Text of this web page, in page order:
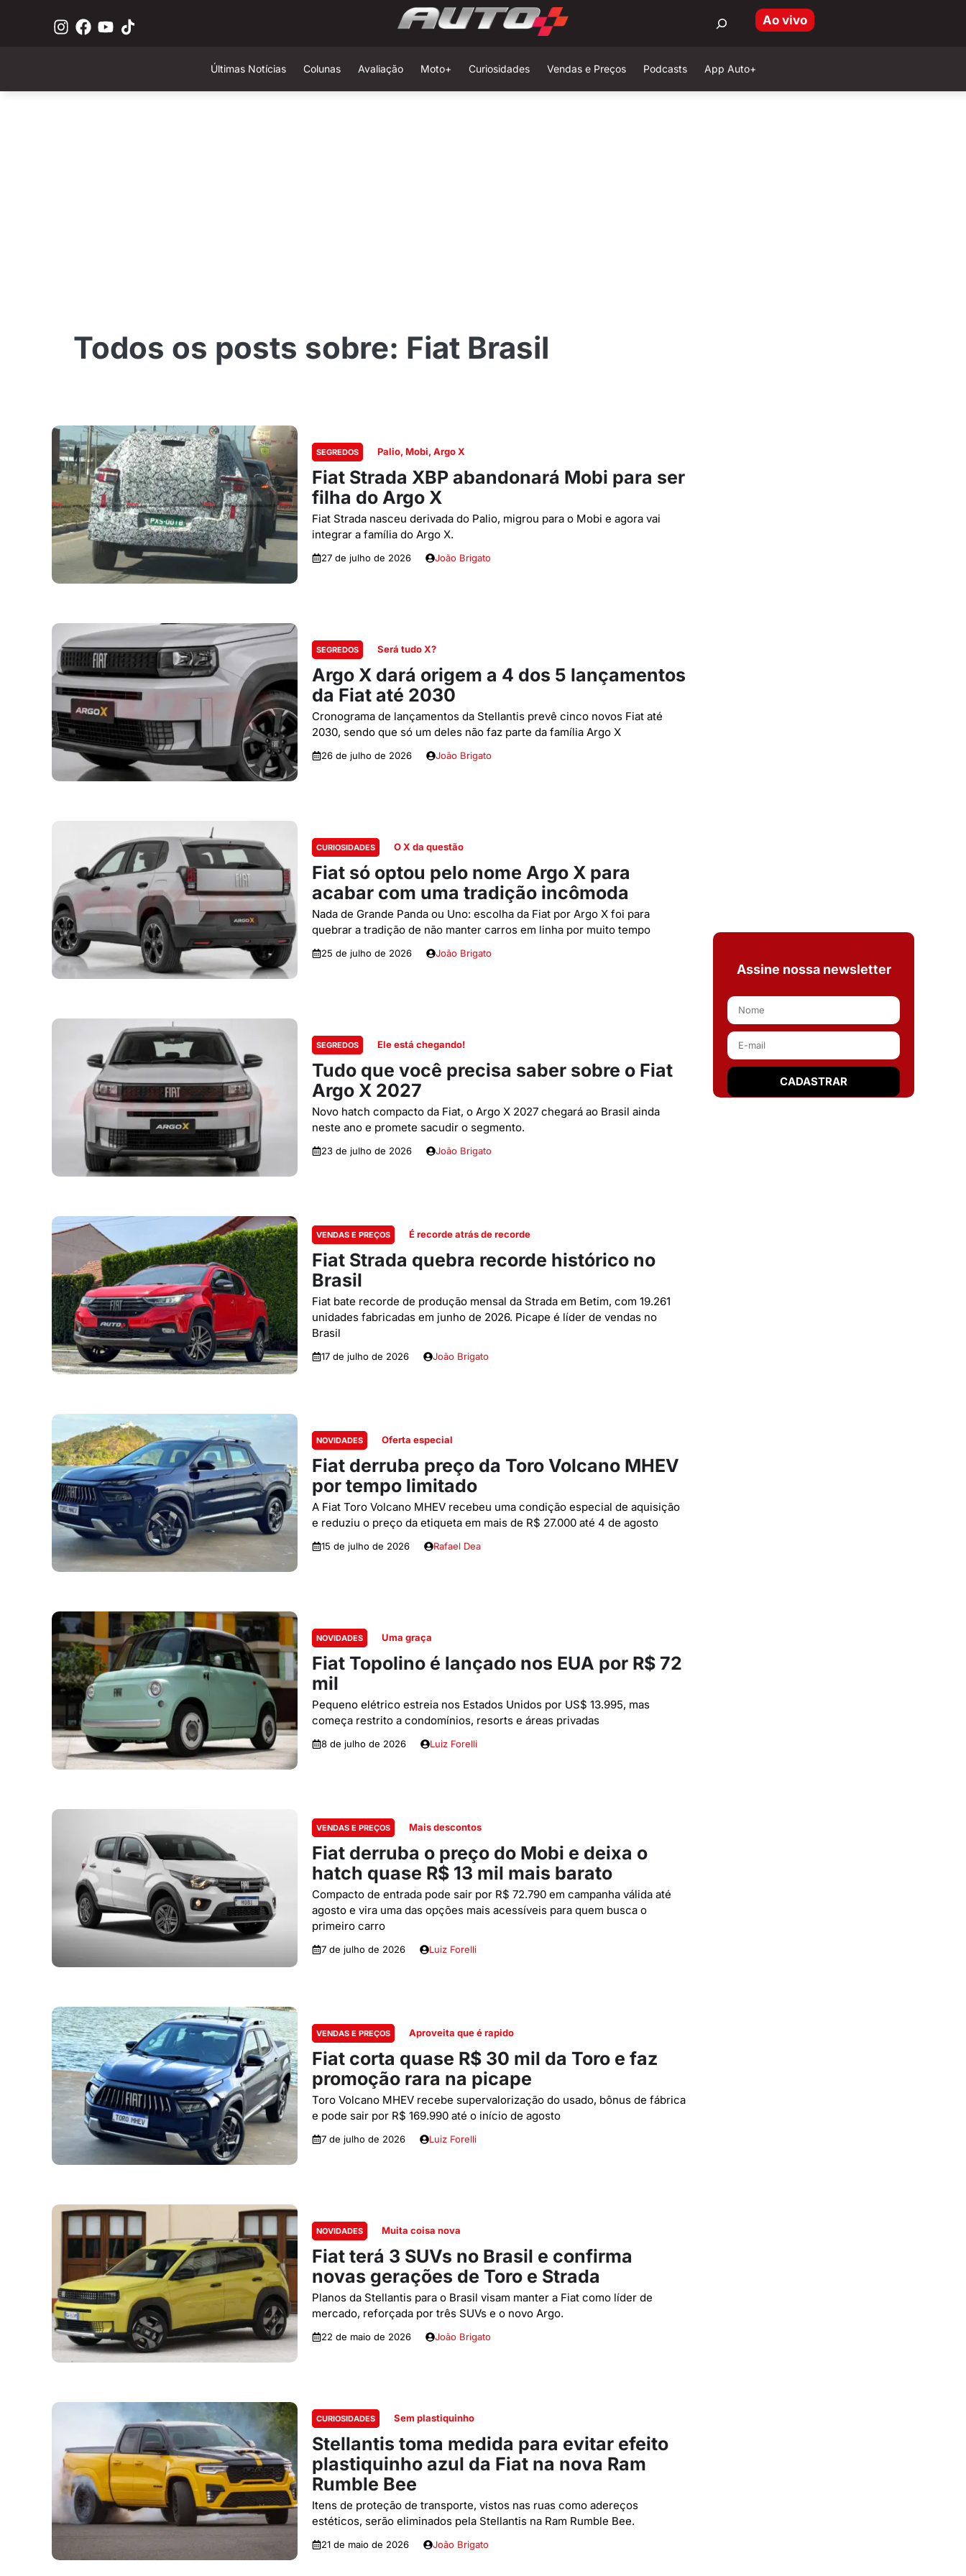
Ao vivo
Últimas Notícias Colunas Avaliação Moto+ Curiosidades Vendas e Preços Podcasts App Auto+
Fiat Brasil
SEGREDOS Palio, Mobi, Argo X
Fiat Strada XBP abandonará Mobi para ser
filha do Argo X
Fiat Strada nasceu derivada do Palio, migrou para o Mobi e agora vai
integrar a família do Argo X.
27 de julho de 2026 João Brigato
SEGREDOS Será tudo X?
Argo X dará origem a 4 dos 5 lançamentos
da Fiat até 2030
Cronograma de lançamentos da Stellantis prevê cinco novos Fiat até
2030, sendo que só um deles não faz parte da família Argo X
26 de julho de 2026 João Brigato
CURIOSIDADES O X da questão
Fiat só optou pelo nome Argo X para
acabar com uma tradição incômoda
Nada de Grande Panda ou Uno: escolha da Fiat por Argo X foi para
quebrar a tradição de não manter carros em linha por muito tempo
25 de julho de 2026 João Brigato
SEGREDOS Ele está chegando!
Tudo que você precisa saber sobre o Fiat
Argo X 2027
Novo hatch compacto da Fiat, o Argo X 2027 chegará ao Brasil ainda
neste ano e promete sacudir o segmento.
23 de julho de 2026 João Brigato
VENDAS E PREÇOS É recorde atrás de recorde
Fiat Strada quebra recorde histórico no
Brasil
Fiat bate recorde de produção mensal da Strada em Betim, com 19.261
unidades fabricadas em junho de 2026. Picape é líder de vendas no
Brasil
17 de julho de 2026 João Brigato
NOVIDADES Oferta especial
Fiat derruba preço da Toro Volcano MHEV
por tempo limitado
A Fiat Toro Volcano MHEV recebeu uma condição especial de aquisição
e reduziu o preço da etiqueta em mais de R$ 27.000 até 4 de agosto
15 de julho de 2026 Rafael Dea
NOVIDADES Uma graça
Fiat Topolino é lançado nos EUA por R$ 72
mil
Pequeno elétrico estreia nos Estados Unidos por US$ 13.995, mas
começa restrito a condomínios, resorts e áreas privadas
8 de julho de 2026 Luiz Forelli
VENDAS E PREÇOS Mais descontos
Fiat derruba o preço do Mobi e deixa o
hatch quase R$ 13 mil mais barato
Compacto de entrada pode sair por R$ 72.790 em campanha válida até
agosto e vira uma das opções mais acessíveis para quem busca o
primeiro carro
7 de julho de 2026 Luiz Forelli
VENDAS E PREÇOS Aproveita que é rapido
Fiat corta quase R$ 30 mil da Toro e faz
promoção rara na picape
Toro Volcano MHEV recebe supervalorização do usado, bônus de fábrica
e pode sair por R$ 169.990 até o início de agosto
7 de julho de 2026 Luiz Forelli
NOVIDADES Muita coisa nova
Fiat terá 3 SUVs no Brasil e confirma
novas gerações de Toro e Strada
Planos da Stellantis para o Brasil visam manter a Fiat como líder de
mercado, reforçada por três SUVs e o novo Argo.
22 de maio de 2026 João Brigato
CURIOSIDADES Sem plastiquinho
Stellantis toma medida para evitar efeito
plastiquinho azul da Fiat na nova Ram
Rumble Bee
Itens de proteção de transporte, vistos nas ruas como adereços
estéticos, serão eliminados pela Stellantis na Ram Rumble Bee.
21 de maio de 2026 João Brigato
Assine nossa newsletter